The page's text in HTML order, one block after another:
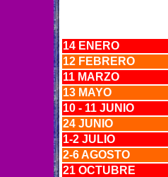
14 ENERO
12 FEBRERO
11 MARZO
13 MAYO
10 - 11 JUNIO
24 JUNIO
1-2 JULIO
2-6 AGOSTO
21 OCTUBRE